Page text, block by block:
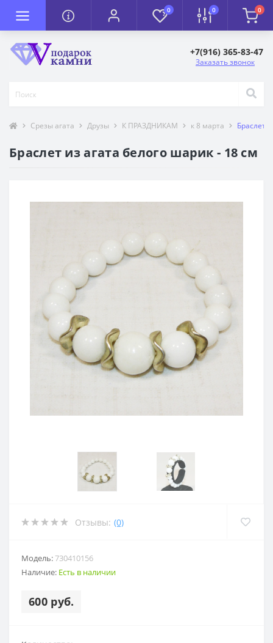
0 0 0
+7(916) 365-83-47
Заказать звонок
Срезы агата Друзы К ПРАЗДНИКАМ к 8 марта Браслет
Браслет из агата белого шарик - 18 см
Отзывы: (0)
Модель:730410156
Наличие: Есть в наличии
600 руб.